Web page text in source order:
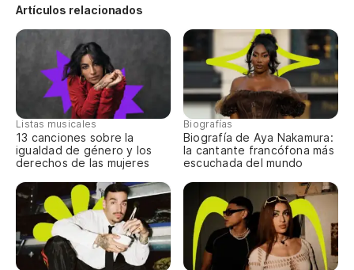
Artículos relacionados
Listas musicales
13 canciones sobre la
igualdad de género y los
derechos de las mujeres
Biografías
Biografía de Aya Nakamura:
la cantante francófona más
escuchada del mundo